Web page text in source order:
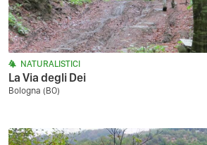
NATURALISTICI
La Via degli Dei
Bologna (BO)